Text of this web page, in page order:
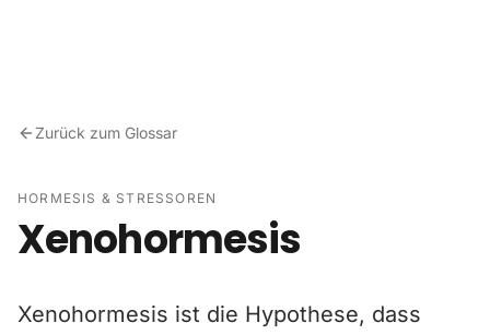
Zurück zum Glossar
HORMESIS & STRESSOREN
Xenohormesis
Xenohormesis ist die Hypothese, dass